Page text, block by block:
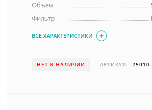
Объем
Фильтр
ВСЕ ХАРАКТЕРИСТИКИ
НЕТ В НАЛИЧИИ АРТИКУЛ: 25010